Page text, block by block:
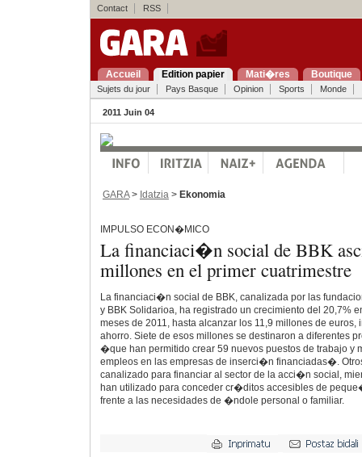
Contact RSS
Accueil Edition papier Mati�res Boutique
Sujets du jour Pays Basque Opinion Sports Monde
2011 Juin 04
GARA> Idatzia > Ekonomia
IMPULSO ECON�MICO
La financiaci�n social de BBK
millones en el primer cuatrimestre
La financiaci�n social de BBK, canalizada por las
y BBK Solidarioa, ha registrado un crecimiento del 20,7%
meses de 2011, hasta alcanzar los 11,9 millones de
ahorro. Siete de esos millones se destinaron a diferentes
�que han permitido crear 59 nuevos puestos de trabajo y
empleos en las empresas de inserci�n financiadas�.
canalizado para financiar al sector de la acci�n social,
han utilizado para conceder cr�ditos accesibles de
frente a las necesidades de �ndole personal o familiar.